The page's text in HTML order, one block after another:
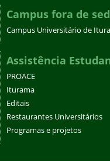
Campus fora de
Campus Universitário de
Assistência
PROACE
Iturama
Editais
Restaurantes Universitários
Programas e projetos